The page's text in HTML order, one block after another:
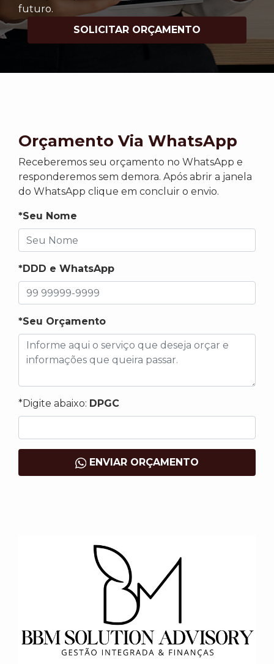
futuro.
SOLICITAR ORÇAMENTO
Orçamento Via WhatsApp
Receberemos seu orçamento no WhatsApp e
responderemos sem demora. Após abrir a janela
do WhatsApp clique em concluir o envio.
*Seu Nome
*DDD e WhatsApp
*Seu Orçamento
*Digite abaixo: DPGC
ENVIAR ORÇAMENTO